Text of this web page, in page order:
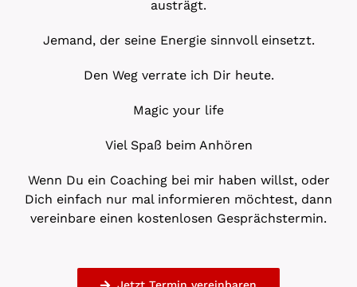
austrägt.
Jemand, der seine Energie sinnvoll einsetzt.
Den Weg verrate ich Dir heute.
Magic your life
Viel Spaß beim Anhören
Wenn Du ein Coaching bei mir haben willst, oder
Dich einfach nur mal informieren möchtest, dann
vereinbare einen kostenlosen Gesprächstermin.